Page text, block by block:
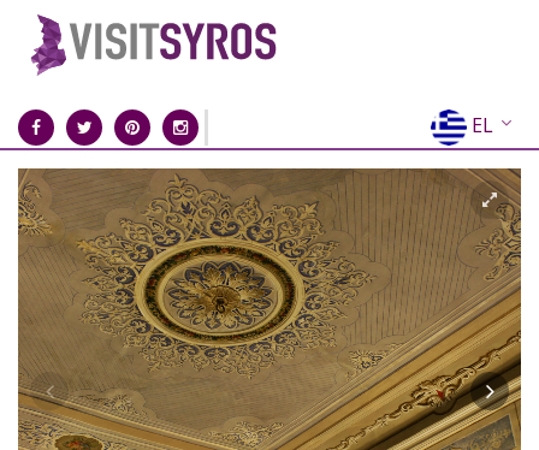
EL
EN
FR
DE
IT
ES
RU